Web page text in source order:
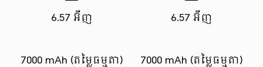
6.57 អ៊ីញ
7000 mAh (តម្លៃធម្មតា)
6.57 អ៊ីញ
7000 mAh (តម្លៃធម្មតា)